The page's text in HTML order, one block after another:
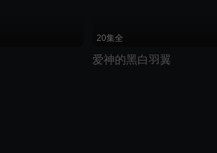
20集全
爱神的黑白羽翼